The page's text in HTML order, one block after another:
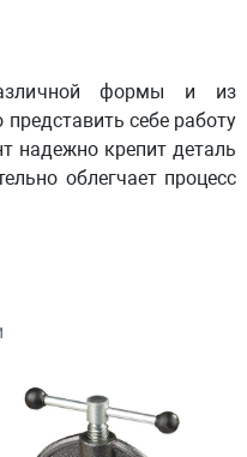
формы и из
себе работу
надежно крепит деталь
облегчает процесс